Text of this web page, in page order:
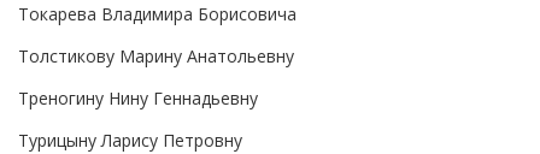
Токарева Владимира Борисовича
Толстикову Марину Анатольевну
Треногину Нину Геннадьевну
Турицыну Ларису Петровну